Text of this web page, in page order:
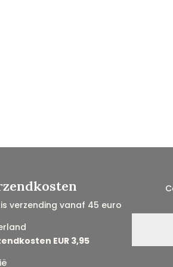
verzending vanaf 45 euro
EUR 3,95